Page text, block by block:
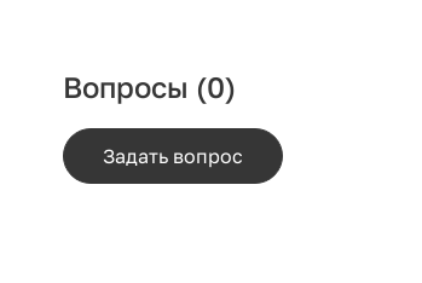
Вопросы (0)
Задать вопрос